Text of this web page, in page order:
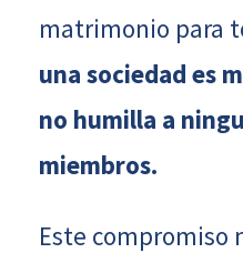
matrimonio para
una sociedad es
no humilla a
miembros.
Este compromiso